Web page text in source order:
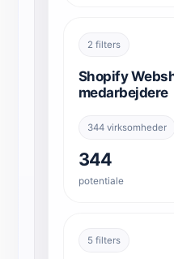
2 filters
Shopify
medarbejdere
344 virksomheder
344
potentiale
5 filters